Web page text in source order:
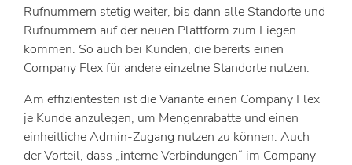
Rufnummern stetig weiter, bis dann alle Standorte und
Rufnummern auf der neuen Plattform zum Liegen
kommen. So auch bei Kunden, die bereits einen
Company Flex für andere einzelne Standorte nutzen.
Am effizientesten ist die Variante einen Company Flex
je Kunde anzulegen, um Mengenrabatte und einen
einheitliche Admin-Zugang nutzen zu können. Auch
der Vorteil, dass „interne Verbindungen“ im Company